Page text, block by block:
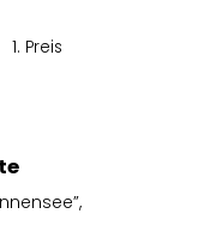
1. Preis